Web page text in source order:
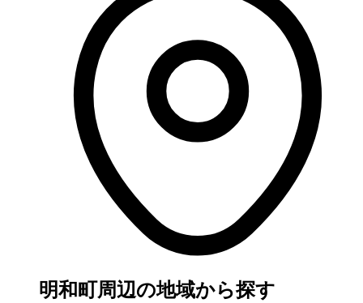
明和町周辺の地域から探す